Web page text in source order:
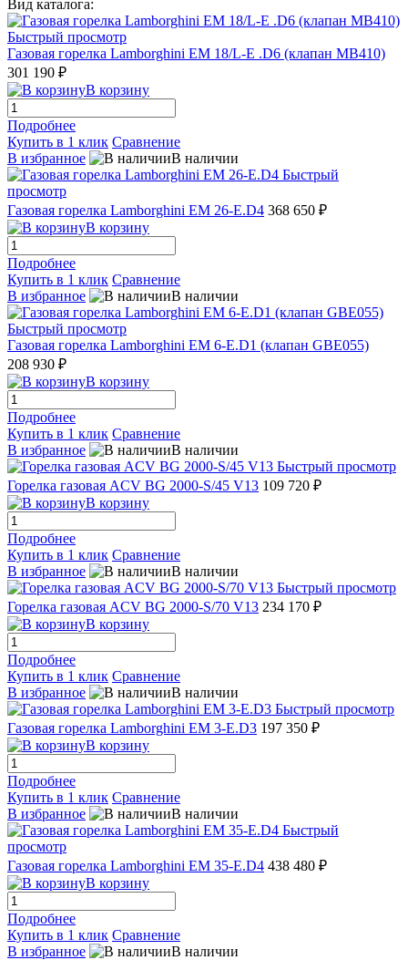
Вид каталога:
Быстрый просмотр
Газовая горелка Lamborghini EM 18/L-E .D6 (клапан MB410)
301 190 ₽
В корзину
Подробнее
Купить в 1 клик Сравнение
В избранное
В наличии
Быстрый
просмотр
Газовая горелка Lamborghini EM 26-E.D4 368 650 ₽
В корзину
Подробнее
Купить в 1 клик Сравнение
В избранное
В наличии
Быстрый просмотр
Газовая горелка Lamborghini EM 6-E.D1 (клапан GBE055)
208 930 ₽
В корзину
Подробнее
Купить в 1 клик Сравнение
В избранное
В наличии
Быстрый просмотр
Горелка газовая ACV BG 2000-S/45 V13 109 720 ₽
В корзину
Подробнее
Купить в 1 клик Сравнение
В избранное
В наличии
Быстрый просмотр
Горелка газовая ACV BG 2000-S/70 V13 234 170 ₽
В корзину
Подробнее
Купить в 1 клик Сравнение
В избранное
В наличии
Быстрый просмотр
Газовая горелка Lamborghini EM 3-E.D3 197 350 ₽
В корзину
Подробнее
Купить в 1 клик Сравнение
В избранное
В наличии
Быстрый
просмотр
Газовая горелка Lamborghini EM 35-E.D4 438 480 ₽
В корзину
Подробнее
Купить в 1 клик Сравнение
В избранное
В наличии